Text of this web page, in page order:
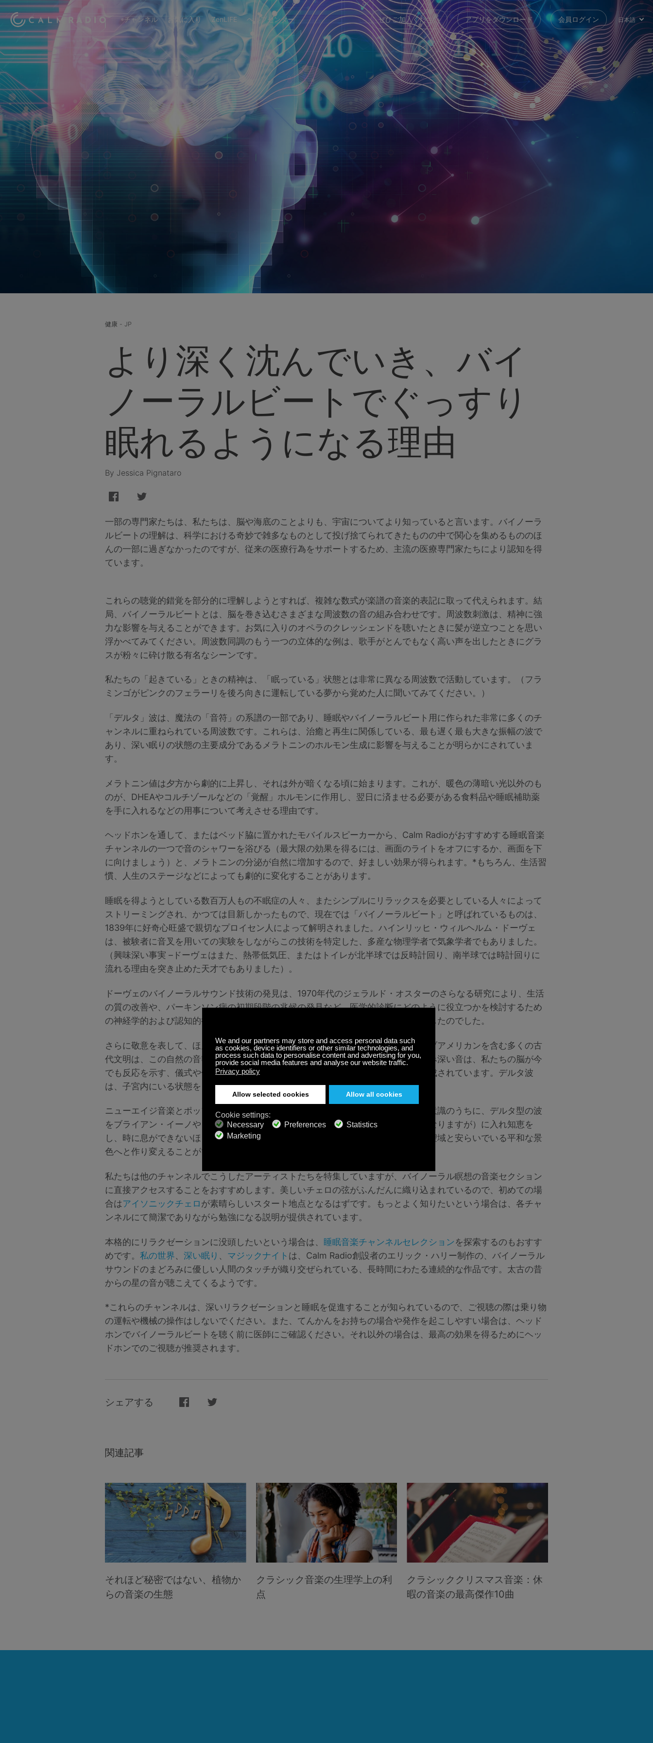
チャンネル お気に入り ZenLIFE ヘルプセンター ぜひご加入ください アプリをダウンロード 会員ログイン 日本語
健康 - JP
より深く沈んでいき、バイ
ノーラルビートでぐっすり
眠れるようになる理由
By Jessica Pignataro
一部の専門家たちは、私たちは、脳や海底のことよりも、宇宙についてより知っていると言います。バイノーラ
ルビートの理解は、科学における奇妙で雑多なものとして投げ捨てられてきたものの中で関心を集めるもののほ
んの一部に過ぎなかったのですが、従来の医療行為をサポートするため、主流の医療専門家たちにより認知を得
ています。
これらの聴覚的錯覚を部分的に理解しようとすれば、複雑な数式が楽譜の音楽的表記に取って代えられます。結
局、バイノーラルビートとは、脳を巻き込むさまざまな周波数の音の組み合わせです。周波数刺激は、精神に強
力な影響を与えることができます。お気に入りのオペラのクレッシェンドを聴いたときに髪が逆立つことを思い
浮かべてみてください。周波数同調のもう一つの立体的な例は、歌手がとんでもなく高い声を出したときにグラ
スが粉々に砕け散る有名なシーンです。
私たちの「起きている」ときの精神は、「眠っている」状態とは非常に異なる周波数で活動しています。（フラ
ミンゴがピンクのフェラーリを後ろ向きに運転している夢から覚めた人に聞いてみてください。）
「デルタ」波は、魔法の「音符」の系譜の一部であり、睡眠やバイノーラルビート用に作られた非常に多くのチ
ャンネルに重ねられている周波数です。これらは、治癒と再生に関係している、最も遅く最も大きな振幅の波で
あり、深い眠りの状態の主要成分であるメラトニンのホルモン生成に影響を与えることが明らかにされていま
す。
メラトニン値は夕方から劇的に上昇し、それは外が暗くなる頃に始まります。これが、暖色の薄暗い光以外のも
のが、DHEAやコルチゾールなどの「覚醒」ホルモンに作用し、翌日に済ませる必要がある食料品や睡眠補助薬
を手に入れるなどの用事について考えさせる理由です。
ヘッドホンを通して、またはベッド脇に置かれたモバイルスピーカーから、Calm Radioがおすすめする睡眠音楽
チャンネルの一つで音のシャワーを浴びる（最大限の効果を得るには、画面のライトをオフにするか、画面を下
に向けましょう）と、メラトニンの分泌が自然に増加するので、好ましい効果が得られます。*もちろん、生活習
慣、人生のステージなどによっても劇的に変化することがあります。
睡眠を得ようとしている数百万人もの不眠症の人々、またシンプルにリラックスを必要としている人々によって
ストリーミングされ、かつては目新しかったもので、現在では「バイノーラルビート」と呼ばれているものは、
1839年に好奇心旺盛で親切なプロイセン人によって解明されました。ハインリッヒ・ウィルヘルム・ドーヴェ
は、被験者に音叉を用いての実験をしながらこの技術を特定した、多産な物理学者で気象学者でもありました。
（興味深い事実 –ドーヴェはまた、熱帯低気圧、またはトイレが北半球では反時計回り、南半球では時計回りに
流れる理由を突き止めた天才でもありました）。
ドーヴェのバイノーラルサウンド技術の発見は、1970年代のジェラルド・オスターのさらなる研究により、生活
の質の改善や、パーキンソン病の初期段階の兆候の発見など、医学的診断にどのように役立つかを検討するため
の神経学的および認知的行動の研究が行われたことで、曖昧な位置付けから再浮上したのでした。
さらに敬意を表して、ほんの数例を挙げれば、古代ギリシャ人、マヤ人、ネイティブアメリカンを含む多くの古
代文明は、この自然の音響技術の効能をすでによく知っていました。これらの馴染み深い音は、私たちの脳が今
でも反応を示す、儀式や儀式中に使用される聖歌など、さまざまな原始的な形に焼成されています。デルタ波
は、子宮内にいる状態をシミュレートすることさえできると言われています。
ニューエイジ音楽とポップカルチャーの観点から見ると、ドーヴェとオスターは無意識のうちに、デルタ型の波
をブライアン・イーノやドレイクの次元のスーパースター（これは読者によって異なりますが）に入れ知恵を
し、時に息ができないほど満員のスタジアムのような状態の私たちの心を、整った聖域と安らいでいる平和な景
色へと作り変えることができるのです。
私たちは他のチャンネルでこうしたアーティストたちを特集していますが、バイノーラル瞑想の音楽セクション
に直接アクセスすることをおすすめします。美しいチェロの弦がふんだんに織り込まれているので、初めての場
合はアイソニックチェロが素晴らしいスタート地点となるはずです。もっとよく知りたいという場合は、各チャ
ンネルにて簡潔でありながら勉強になる説明が提供されています。
本格的にリラクゼーションに没頭したいという場合は、 睡眠音楽チャンネルセレクションを探索するのもおすす
めです。 私の世界 深い眠り マジックナイト は、Calm Radio創設者のエリック・ハリー制作の、バイノーラル
サウンドのまどろみに優しい人間のタッチが織り交ぜられている、長時間にわたる連続的な作品です。太古の昔
からの星の音が聴こえてくるようです。
*これらのチャンネルは、深いリラクゼーションと睡眠を促進することが知られているので、ご視聴の際は乗り物
の運転や機械の操作はしないでください。また、てんかんをお持ちの場合や発作を起こしやすい場合は、ヘッド
ホンでバイノーラルビートを聴く前に医師にご確認ください。それ以外の場合は、最高の効果を得るためにヘッ
ドホンでのご視聴が推奨されます。
シェアする
関連記事
それほど秘密ではない、植物か
らの音楽の生態
クラシック音楽の生理学上の利
点
クラシッククリスマス音楽：休
暇の音楽の最高傑作10曲